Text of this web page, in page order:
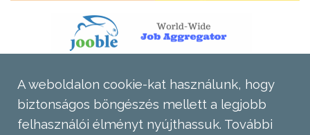
A weboldalon cookie-kat használunk, hogy
biztonságos böngészés mellett a legjobb
felhasználói élményt nyújthassuk. További